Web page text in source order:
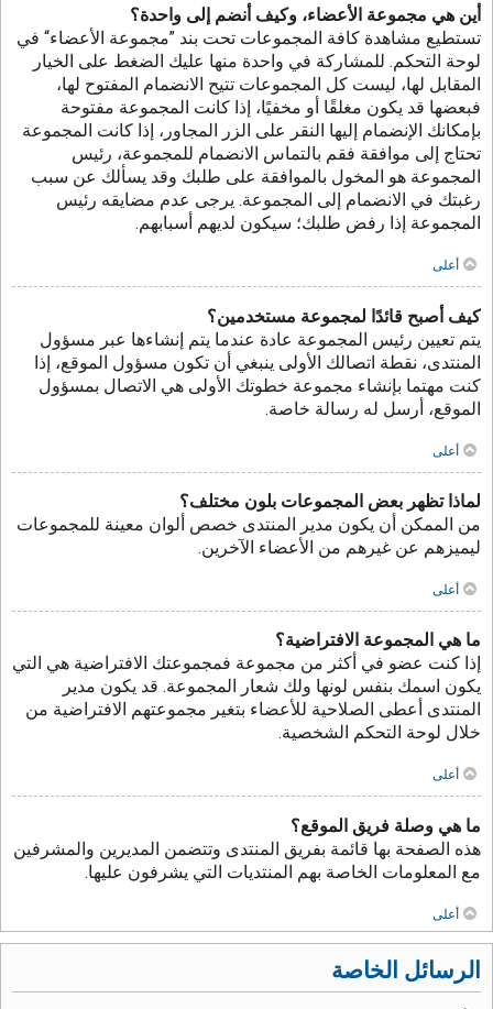
أين هي مجموعة الأعضاء، وكيف أنضم إلى واحدة؟
تستطيع مشاهدة كافة المجموعات تحت بند ”مجموعة الأعضاء“ في
لوحة التحكم. للمشاركة في واحدة منها عليك الضغط على الخيار
المقابل لها، ليست كل المجموعات تتيح الانضمام المفتوح لها،
فبعضها قد يكون مغلقًا أو مخفيًا، إذا كانت المجموعة مفتوحة
بإمكانك الإنضمام إليها النقر على الزر المجاور، إذا كانت المجموعة
تحتاج إلى موافقة فقم بالتماس الانضمام للمجموعة، رئيس
المجموعة هو المخول بالموافقة على طلبك وقد يسألك عن سبب
رغبتك في الانضمام إلى المجموعة. يرجى عدم مضايقه رئيس
المجموعة إذا رفض طلبك؛ سيكون لديهم أسبابهم.
أعلى
كيف أصبح قائدًا لمجموعة مستخدمين؟
يتم تعيين رئيس المجموعة عادة عندما يتم إنشاءها عبر مسؤول
المنتدى، نقطة اتصالك الأولى ينبغي أن تكون مسؤول الموقع، إذا
كنت مهتما بإنشاء مجموعة خطوتك الأولى هي الاتصال بمسؤول
الموقع، أرسل له رسالة خاصة.
أعلى
لماذا تظهر بعض المجموعات بلون مختلف؟
من الممكن أن يكون مدير المنتدى خصص ألوان معينة للمجموعات
ليميزهم عن غيرهم من الأعضاء الآخرين.
أعلى
ما هي المجموعة الافتراضية؟
إذا كنت عضو في أكثر من مجموعة فمجموعتك الافتراضية هي التي
يكون اسمك بنفس لونها ولك شعار المجموعة. قد يكون مدير
المنتدى أعطى الصلاحية للأعضاء بتغير مجموعتهم الافتراضية من
خلال لوحة التحكم الشخصية.
أعلى
ما هي وصلة فريق الموقع؟
هذه الصفحة بها قائمة بفريق المنتدى وتتضمن المديرين والمشرفين
مع المعلومات الخاصة بهم المنتديات التي يشرفون عليها.
أعلى
الرسائل الخاصة